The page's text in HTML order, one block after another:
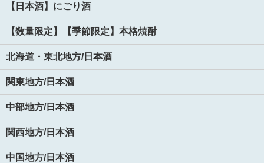
【日本酒】にごり酒
【数量限定】【季節限定】本格焼酎
北海道・東北地方/日本酒
関東地方/日本酒
中部地方/日本酒
関西地方/日本酒
中国地方/日本酒